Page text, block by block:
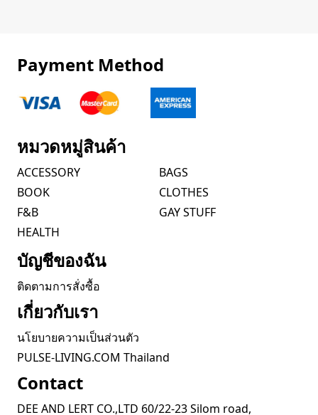
Payment Method
หมวดหมู่สินค้า
ACCESSORY
BAGS
BOOK
CLOTHES
F&B
GAY STUFF
HEALTH
บัญชีของฉัน
ติดตามการสั่งซื้อ
เกี่ยวกับเรา
นโยบายความเป็นส่วนตัว
PULSE-LIVING.COM Thailand
Contact
DEE AND LERT CO.,LTD 60/22-23 Silom road,